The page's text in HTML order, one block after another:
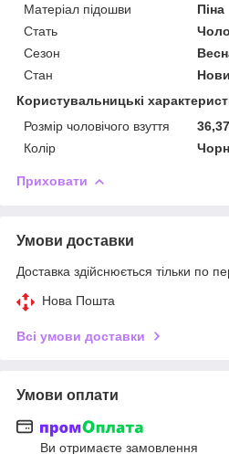
Матеріал підошви
Піна
Стать
Сезон
Стан
Користувальницькі
Розмір чоловічого взуття
Колір
Приховати
Умови доставки
Доставка здійснюється тільки по
Нова Пошта
Всі умови доставки
Умови оплати
Ви отримаєте замовлення